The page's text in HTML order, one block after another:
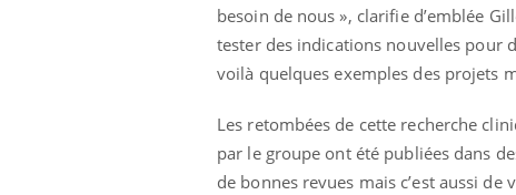
besoin de nous », clarifie d’emblée
tester des indications nouvelles pour
voilà quelques exemples des projets
Les retombées de cette recherche
par le groupe ont été publiées dans
de bonnes revues mais c’est aussi